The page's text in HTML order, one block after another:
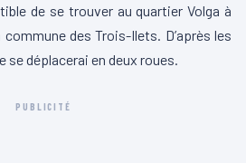
de se trouver au quartier Volga à
des Trois-Ilets. D’après les
se déplacerai en deux roues.
PUBLICITÉ